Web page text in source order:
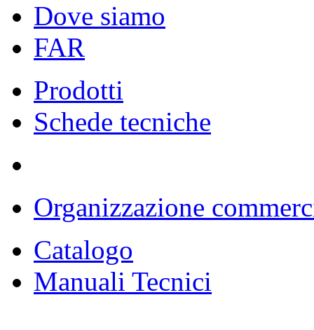
Dove siamo
FAR
Prodotti
Schede tecniche
Organizzazione
Catalogo
Manuali Tecnici